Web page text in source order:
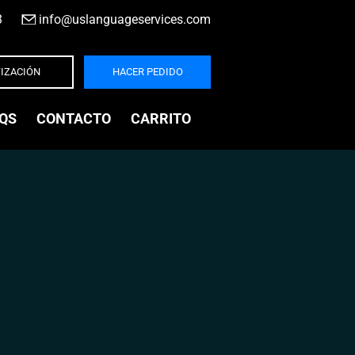
info@uslanguageservices.com
HACER PEDIDO
CONTACTO CARRITO